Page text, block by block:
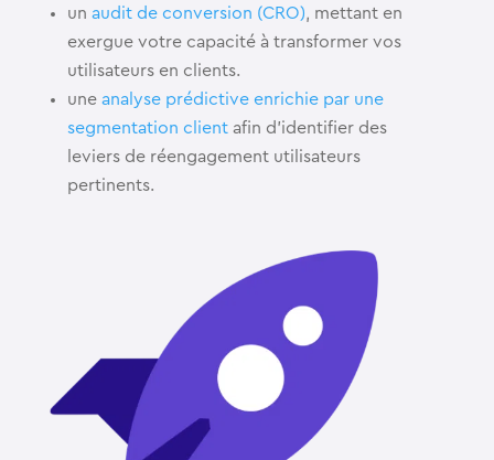
un audit de conversion (CRO), mettant en
exergue votre capacité à transformer vos
utilisateurs en clients.
une analyse prédictive enrichie par une
segmentation client afin d’identifier des
leviers de réengagement utilisateurs
pertinents.